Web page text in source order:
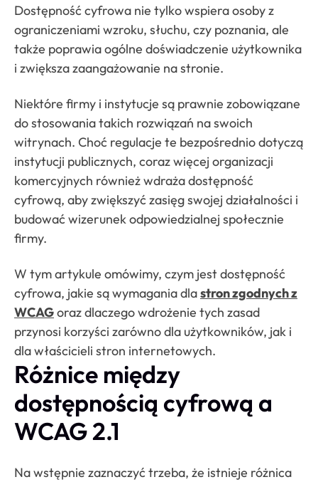
Dostępność cyfrowa nie tylko wspiera osoby z
ograniczeniami wzroku, słuchu, czy poznania, ale
także poprawia ogólne doświadczenie użytkownika
i zwiększa zaangażowanie na stronie.
Niektóre firmy i instytucje są prawnie zobowiązane
do stosowania takich rozwiązań na swoich
witrynach. Choć regulacje te bezpośrednio dotyczą
instytucji publicznych, coraz więcej organizacji
komercyjnych również wdraża dostępność
cyfrową, aby zwiększyć zasięg swojej działalności i
budować wizerunek odpowiedzialnej społecznie
firmy.
W tym artykule omówimy, czym jest dostępność
cyfrowa, jakie są wymagania dlastron zgodnych z
WCAGoraz dlaczego wdrożenie tych zasad
przynosi korzyści zarówno dla użytkowników, jak i
dla właścicieli stron internetowych.
Różnice między
dostępnością cyfrową a
WCAG 2.1
Na wstępnie zaznaczyć trzeba, że istnieje różnica